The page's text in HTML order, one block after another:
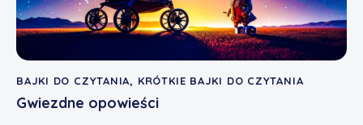
BAJKI DO CZYTANIA, KRÓTKIE BAJKI DO CZYTANIA
Gwiezdne opowieści